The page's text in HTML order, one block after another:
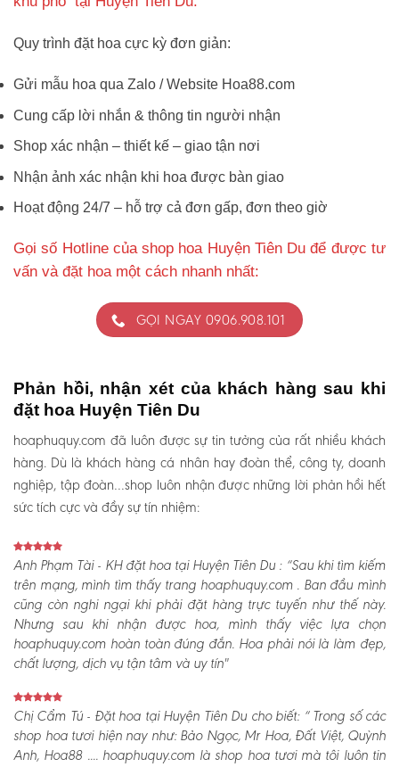
Quy trình đặt hoa cực kỳ đơn giản:
Gửi mẫu hoa qua Zalo / Website Hoa88.com
Cung cấp lời nhắn & thông tin người nhận
Shop xác nhận – thiết kế – giao tận nơi
Nhận ảnh xác nhận khi hoa được bàn giao
Hoạt động 24/7 – hỗ trợ cả đơn gấp, đơn theo giờ
Gọi số Hotline của shop hoa Huyện Tiên Du để được tư
vấn và đặt hoa một cách nhanh nhất:
GỌI NGAY 0906.908.101
Phản hồi, nhận xét của khách hàng sau khi
đặt hoa Huyện Tiên Du
hoaphuquy.com đã luôn được sự tin tưởng của rất nhiều khách
hàng. Dù là khách hàng cá nhân hay đoàn thể, công ty, doanh
nghiệp, tập đoàn…shop luôn nhận được những lời phản hồi hết
sức tích cực và đầy sự tín nhiệm:
Anh Phạm Tài - KH đặt hoa tại Huyện Tiên Du :“Sau khi tìm kiếm
trên mạng, mình tìm thấy trang hoaphuquy.com . Ban đầu mình
cũng còn nghi ngại khi phải đặt hàng trực tuyến như thế này.
Nhưng sau khi nhận được hoa, mình thấy việc lựa chọn
hoaphuquy.com hoàn toàn đúng đắn. Hoa phải nói là làm đẹp,
chất lượng, dịch vụ tận tâm và uy tín"
Chị Cẩm Tú - Đặt hoa tại Huyện Tiên Du cho biết:“ Trong số các
shop hoa tươi hiện nay như: Bảo Ngọc, Mr Hoa, Đất Việt, Quỳnh
Anh, Hoa88 .... hoaphuquy.com là shop hoa tươi mà tôi luôn tin